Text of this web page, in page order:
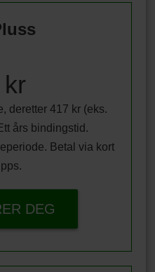
deretter 417 kr (eks.
års bindingstid.
Betal via kort
DEG